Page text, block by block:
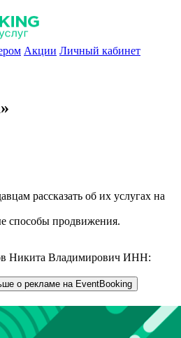
Акции Личный кабинет
рассказать об их услугах на
способы продвижения.
Никита Владимирович ИНН:
о рекламе на EventBooking